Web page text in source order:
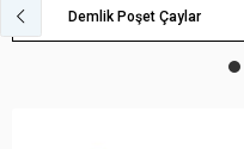
Demlik Poşet Çaylar